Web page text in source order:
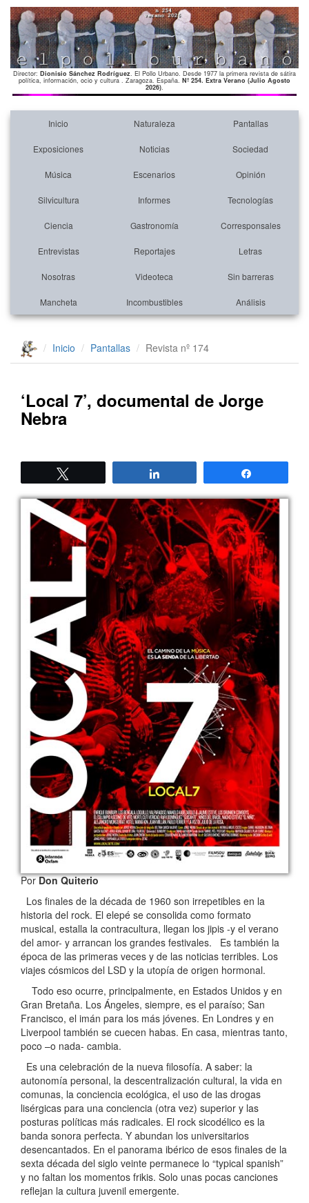
Director: Dionisio Sánchez Rodríguez. El Pollo Urbano. Desde 1977 la primera revista de sátira
política, información, ocio y cultura . Zaragoza. España. Nº 254. Extra Verano (Julio Agosto
2026).
Inicio Naturaleza Pantallas
Exposiciones Noticias Sociedad
Música Escenarios Opinión
Silvicultura Informes Tecnologías
Ciencia Gastronomía Corresponsales
Entrevistas Reportajes Letras
Nosotras Videoteca Sin barreras
Mancheta Incombustibles Análisis
Inicio Pantallas Revista nº 174
‘Local 7’, documental de Jorge
Nebra
PorDon Quiterio
Los finales de la década de 1960 son irrepetibles en la
historia del rock. El elepé se consolida como formato
musical, estalla la contracultura, llegan los jipis -y el verano
del amor- y arrancan los grandes festivales. Es también la
época de las primeras veces y de las noticias terribles. Los
viajes cósmicos del LSD y la utopía de origen hormonal.
Todo eso ocurre, principalmente, en Estados Unidos y en
Gran Bretaña. Los Ángeles, siempre, es el paraíso; San
Francisco, el imán para los más jóvenes. En Londres y en
Liverpool también se cuecen habas. En casa, mientras tanto,
poco –o nada- cambia.
Es una celebración de la nueva filosofía. A saber: la
autonomía personal, la descentralización cultural, la vida en
comunas, la conciencia ecológica, el uso de las drogas
lisérgicas para una conciencia (otra vez) superior y las
posturas políticas más radicales. El rock sicodélico es la
banda sonora perfecta. Y abundan los universitarios
desencantados. En el panorama ibérico de esos finales de la
sexta década del siglo veinte permanece lo “typical spanish”
y no faltan los momentos frikis. Solo unas pocas canciones
reflejan la cultura juvenil emergente.